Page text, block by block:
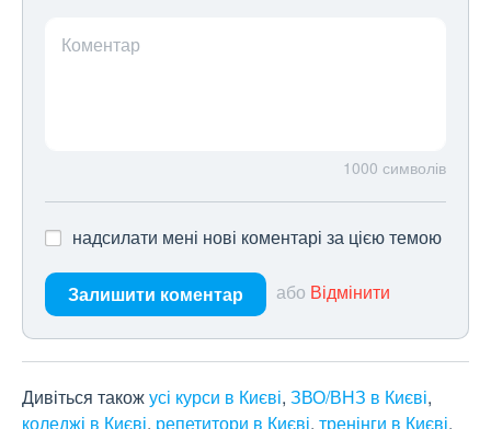
Коментар
1000 символів
надсилати мені нові коментарі за цією темою
Залишити коментар або Відмінити
Дивіться такожусі курси в Києві, ЗВО/ВНЗ в Києві,
коледжі в Києві, репетитори в Києві, тренінги в Києві.